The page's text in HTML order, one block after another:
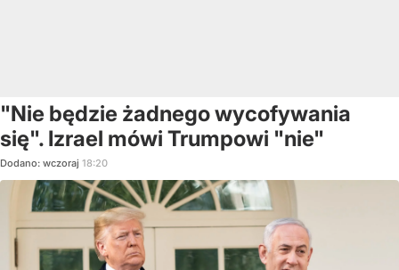
"Nie będzie żadnego wycofywania
się". Izrael mówi Trumpowi "nie"
Dodano: wczoraj 18:20